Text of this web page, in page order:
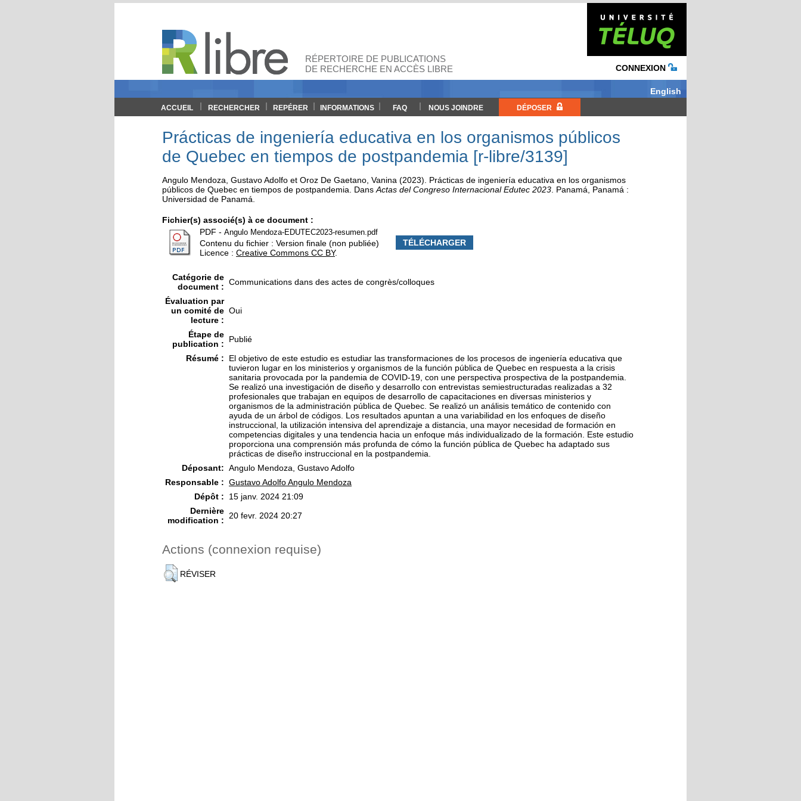
CONNEXION
English
RÉPERTOIRE DE PUBLICATIONS
DE RECHERCHE EN ACCÈS LIBRE
ACCUEIL RECHERCHER REPÉRER INFORMATIONS FAQ NOUS JOINDRE DÉPOSER
Prácticas de ingeniería educativa en los organismos públicos
de Quebec en tiempos de postpandemia [r-libre/3139]
Angulo Mendoza, Gustavo Adolfo et Oroz De Gaetano, Vanina (2023). Prácticas de ingeniería educativa en los organismos
públicos de Quebec en tiempos de postpandemia
Dans Actas del Congreso Internacional Edutec 2023 Panamá, Panamá :
Universidad de Panamá
Fichier(s) associé(s) à ce document :
PDF - Angulo Mendoza-EDUTEC2023-resumen.pdf
Contenu du fichier : Version finale (non publiée)
Licence : Creative Commons CC BY.
TÉLÉCHARGER
Catégorie de
document : Communications dans des actes de congrès/colloques
Évaluation par
un comité de
lecture :
Oui
Étape de
publication :
Publié
Résumé :
El objetivo de este estudio es estudiar las transformaciones de los procesos de ingeniería educativa que
tuvieron lugar en los ministerios y organismos de la función pública de Quebec en respuesta a la crisis
sanitaria provocada por la pandemia de COVID-19, con une perspectiva prospectiva de la postpandemia.
Se realizó una investigación de diseño y desarrollo con entrevistas semiestructuradas realizadas a 32
profesionales que trabajan en equipos de desarrollo de capacitaciones en diversas ministerios y
organismos de la administración pública de Quebec. Se realizó un análisis temático de contenido con
ayuda de un árbol de códigos. Los resultados apuntan a una variabilidad en los enfoques de diseño
instruccional, la utilización intensiva del aprendizaje a distancia, una mayor necesidad de formación en
competencias digitales y una tendencia hacia un enfoque más individualizado de la formación. Este estudio
proporciona una comprensión más profunda de cómo la función pública de Quebec ha adaptado sus
prácticas de diseño instruccional en la postpandemia.
Déposant: Angulo Mendoza, Gustavo Adolfo
Responsable : Gustavo Adolfo Angulo Mendoza
Dépôt :
15 janv. 2024 21:09
Dernière
modification :
20 fevr. 2024 20:27
Actions (connexion requise)
RÉVISER